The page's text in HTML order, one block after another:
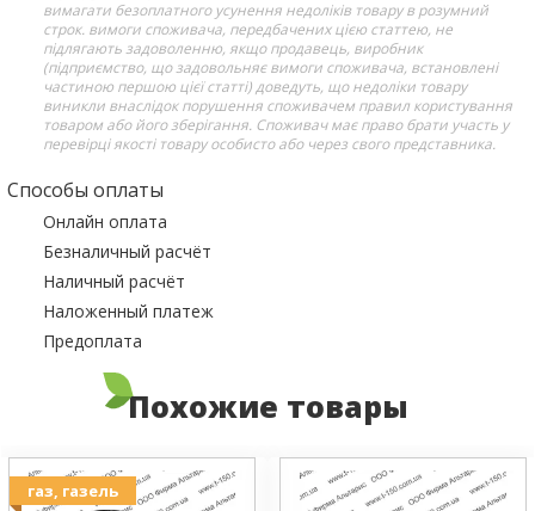
вимагати безоплатного усунення недоліків товару в розумний
строк. вимоги споживача, передбачених цією статтею, не
підлягають задоволенню, якщо продавець, виробник
(підприємство, що задовольняє вимоги споживача, встановлені
частиною першою цієї статті) доведуть, що недоліки товару
виникли внаслідок порушення споживачем правил користування
товаром або його зберігання. Споживач має право брати участь у
перевірці якості товару особисто або через свого представника.
Способы оплаты
Онлайн оплата
Безналичный расчёт
Наличный расчёт
Наложенный платеж
Предоплата
Похожие товары
газ, газель